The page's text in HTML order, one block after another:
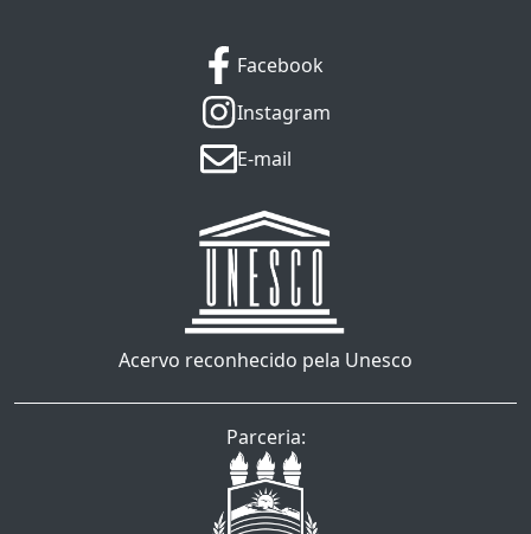
Facebook
Instagram
E-mail
Acervo reconhecido pela Unesco
Parceria: